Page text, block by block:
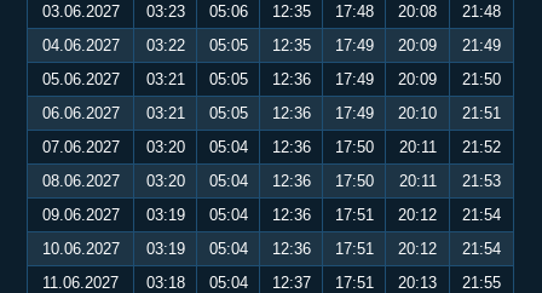
03.06.2027
03:23 05:06 12:35 17:48 20:08
21:48
04.06.2027
03:22 05:05 12:35 17:49 20:09
21:49
05.06.2027
03:21 05:05 12:36 17:49 20:09
21:50
06.06.2027
03:21 05:05 12:36 17:49 20:10
21:51
07.06.2027
03:20 05:04 12:36 17:50 20:11
21:52
08.06.2027
03:20 05:04 12:36 17:50 20:11
21:53
09.06.2027
03:19 05:04 12:36 17:51 20:12
21:54
10.06.2027
03:19 05:04 12:36 17:51 20:12
21:54
11.06.2027
03:18 05:04 12:37 17:51 20:13
21:55